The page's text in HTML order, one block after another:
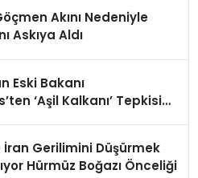
Akını Nedeniyle
Askıya Aldı
Eski Bakanı
‘Aşil Kalkanı’ Tepkisi
İran Gerilimini Düşürmek
Hürmüz Boğazı Önceliği